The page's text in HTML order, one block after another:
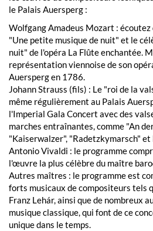
le Palais Auersperg :
Wolfgang Amadeus Mozart : écoutez
"Une petite musique de nuit" et le
nuit" de l'opéra La Flûte enchantée.
représentation viennoise de son
Auersperg en 1786.
Johann Strauss (fils) : Le "roi de la
même régulièrement au Palais
l'Imperial Gala Concert avec des
marches entraînantes, comme "An
"Kaiserwalzer", "Radetzkymarsch" et
Antonio Vivaldi : le programme
l'œuvre la plus célèbre du maître
Autres maîtres : le programme est
forts musicaux de compositeurs tels
Franz Lehár, ainsi que de nombreux
musique classique, qui font de ce
unique dans le temps.